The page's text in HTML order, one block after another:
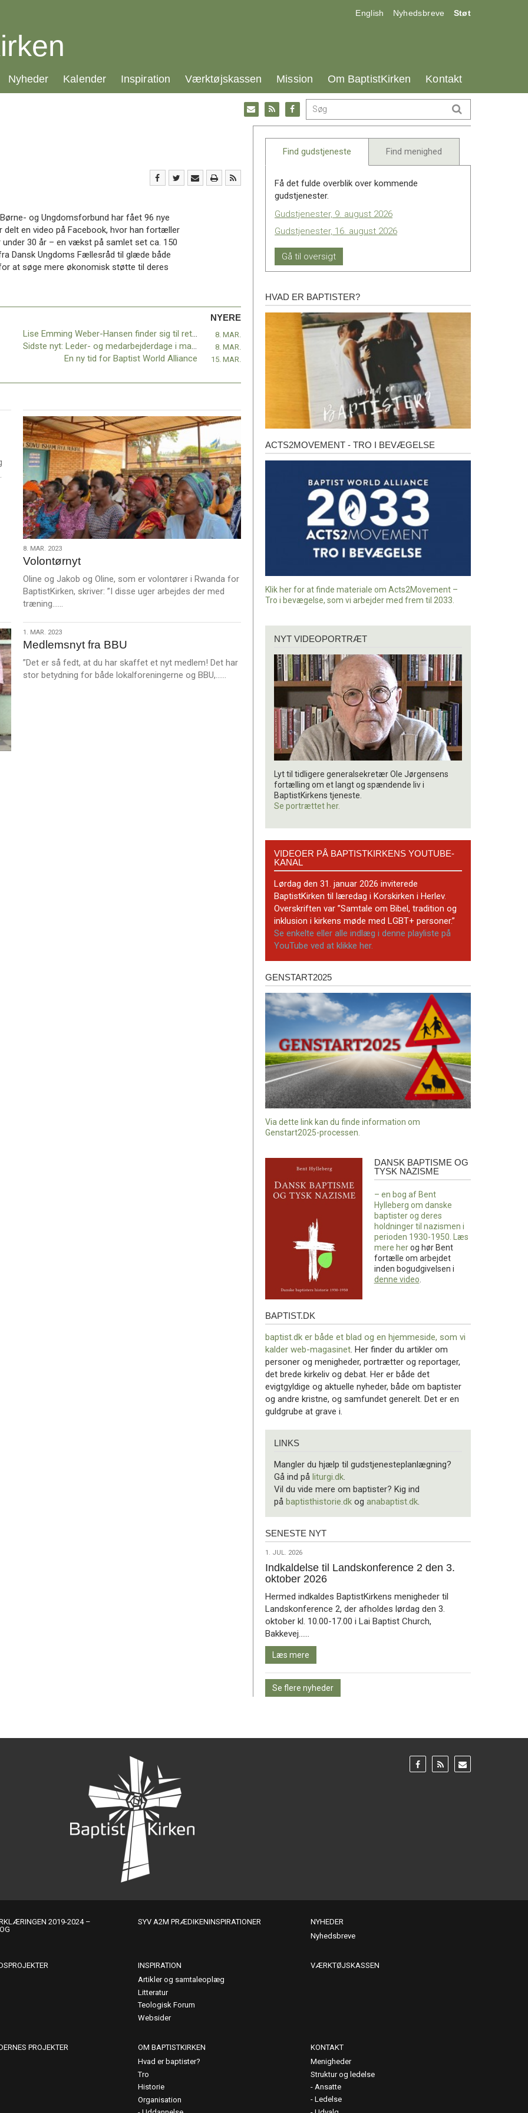
17.0:
English 18.0:
Nyhedsbreve 19.0:
Støt
21.0:
Nyheder 22.0:
Kalender 23.0:
Inspiration 24.0:
Værktøjskassen 25.0:
Mission 26.0:
Om BaptistKirken 27.0:
Kontakt
Gå
til:
Facebook
Gå
til:
RSS
feed
Gå
til:
Email
og Ungdomsforbund har fået 96 nye
delt en video på Facebook, hvor han fortæller
under 30 år – en vækst på samlet set ca. 150
Dansk Ungdoms Fællesråd til glæde både
at søge mere økonomisk støtte til deres
NYERE
Lise Emming Weber-Hansen finder sig til rette 8. MAR.
Sidste nyt: Leder- og medarbejderdage i marts udsættes 8. MAR.
En ny tid for Baptist World Alliance 15. MAR.
8.
mar.
2023
8. MAR. 2023
Volontørnyt
Oline og Jakob og Oline, som er volontører i Rwanda for
BaptistKirken, skriver: ”I disse uger arbejdes der med
træning……
m
r
e
1.
mar.
2023
1. MAR. 2023
Medlemsnyt fra BBU
”Det er så fedt, at du har skaffet et nyt medlem! Det har
stor betydning for både lokalforeningerne og BBU,……
Find gudstjeneste Find menighed
Få det fulde overblik over kommende
gudstjenester.
Gudstjenester, 9. august 2026
Gudstjenester, 16. august 2026
Gå til oversigt
Hvad
er
baptister?
HVAD ER BAPTISTER?
Acts2Movement
ACTS2MOVEMENT - TRO I BEVÆGELSE
Klik her for at finde materiale om Acts2Movement –
Tro i bevægelse, som vi arbejder med frem til 2033.
videoportræt
NYT VIDEOPORTRÆT
Lyt til tidligere generalsekretær Ole Jørgensens
fortælling om et langt og spændende liv i
BaptistKirkens tjeneste.
Se portrættet her.
BaptistKirkens
YouTube-
kanal
VIDEOER PÅ BAPTISTKIRKENS YOUTUBE-
KANAL
Lørdag den 31. januar 2026 inviterede
BaptistKirken til læredag i Korskirken i Herlev.
Overskriften var ”Samtale om Bibel, tradition og
inklusion i kirkens møde med LGBT+ personer.”
Se enkelte eller alle indlæg i denne playliste på
YouTube ved at klikke her.
Genstart2025
GENSTART2025
Via dette link kan du finde information om
Genstart2025-processen.
tysk
DANSK BAPTISME OG
TYSK NAZISME
– en bog af Bent
Hylleberg om danske
baptister og deres
holdninger til nazismen i
perioden 1930-1950. Læs
mere herog hør Bent
fortælle om arbejdet
inden bogudgivelsen i
denne video.
baptist.dk
BAPTIST.DK
baptist.dk er både et blad og en hjemmeside, som vi
kalder web-magasinet . Her finder du artikler om
personer og menigheder, portrætter og reportager,
det brede kirkeliv og debat. Her er både det
evigtgyldige og aktuelle nyheder, både om baptister
og andre kristne, og samfundet generelt. Det er en
guldgrube at grave i.
LINKS
Mangler du hjælp til gudstjenesteplanlægning?
Gå ind på liturgi.dk
Vil du vide mere om baptister? Kig ind
på baptisthistorie.dk og anabaptist.dk
Seneste
SENESTE NYT
1.
jul.
2026
1. JUL. 2026
Indkaldelse til Landskonference 2 den 3.
oktober 2026
Hermed indkaldes BaptistKirkens menigheder til
Landskonference 2, der afholdes lørdag den 3.
oktober kl. 10.00-17.00 i Lai Baptist Church,
Bakkevej……
mere
Læs mere
Se flere nyheder
Gå
til:
Gå
til:
Gå
til:
2019-2024 –
SYV A2M PRÆDIKENINSPIRATIONER
NYHEDER
Nyhedsbreve
INSPIRATION
Artikler og samtaleoplæg
Litteratur
Teologisk Forum
Websider
VÆRKTØJSKASSEN
PROJEKTER
OM BAPTISTKIRKEN
Hvad er baptister?
Tro
Historie
Organisation
KONTAKT
Menigheder
Struktur og ledelse
Ansatte
Ledelse